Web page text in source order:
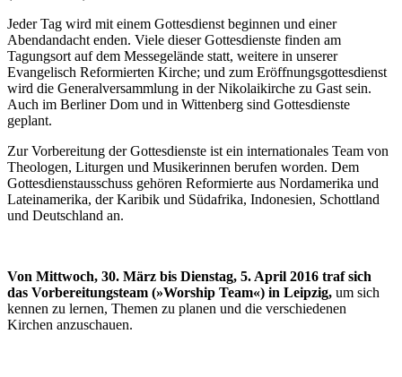
Jeder Tag wird mit einem Gottesdienst beginnen und einer
Abendandacht enden. Viele dieser Gottesdienste finden am
Tagungsort auf dem Messegelände statt, weitere in unserer
Evangelisch Reformierten Kirche; und zum Eröffnungsgottesdienst
wird die Generalversammlung in der Nikolaikirche zu Gast sein.
Auch im Berliner Dom und in Wittenberg sind Gottesdienste
geplant.
Zur Vorbereitung der Gottesdienste ist ein internationales Team von
Theologen, Liturgen und Musikerinnen berufen worden. Dem
Gottesdienstausschuss gehören Reformierte aus Nordamerika und
Lateinamerika, der Karibik und Südafrika, Indonesien, Schottland
und Deutschland an.
Von Mittwoch, 30. März bis Dienstag, 5. April 2016 traf sich
das Vorbereitungsteam (»Worship Team«) in Leipzig, um sich
kennen zu lernen, Themen zu planen und die verschiedenen
Kirchen anzuschauen.